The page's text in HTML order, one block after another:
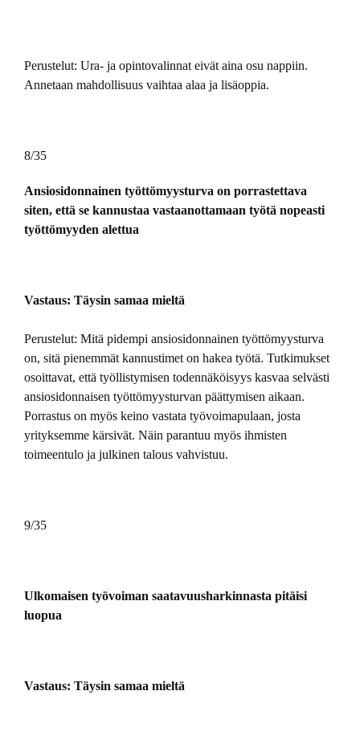
Perustelut: Ura- ja opintovalinnat eivät aina osu nappiin.
Annetaan mahdollisuus vaihtaa alaa ja lisäoppia.
8/35
Ansiosidonnainen työttömyysturva on porrastettava
siten, että se kannustaa vastaanottamaan työtä nopeasti
työttömyyden alettua
Vastaus: Täysin samaa mieltä
Perustelut: Mitä pidempi ansiosidonnainen työttömyysturva
on, sitä pienemmät kannustimet on hakea työtä. Tutkimukset
osoittavat, että työllistymisen todennäköisyys kasvaa selvästi
ansiosidonnaisen työttömyysturvan päättymisen aikaan.
Porrastus on myös keino vastata työvoimapulaan, josta
yrityksemme kärsivät. Näin parantuu myös ihmisten
toimeentulo ja julkinen talous vahvistuu.
9/35
Ulkomaisen työvoiman saatavuusharkinnasta pitäisi
luopua
Vastaus: Täysin samaa mieltä